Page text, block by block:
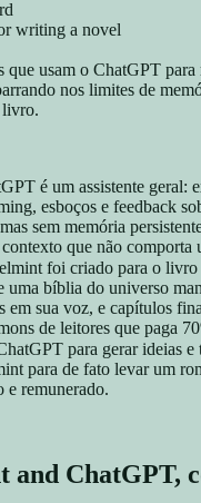
writing a novel
que usam o ChatGPT
nos limites de
é um assistente geral:
esboços e feedback
sem memória
que não comporta
foi criado para o
uma bíblia do universo
em sua voz, e capítulos
de leitores que paga
para gerar ideias
para de fato levar um
e remunerado.
and ChatGPT,